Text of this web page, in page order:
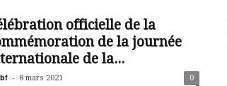
officielle de la
de la journée
de la...
- 8 mars 2021 0